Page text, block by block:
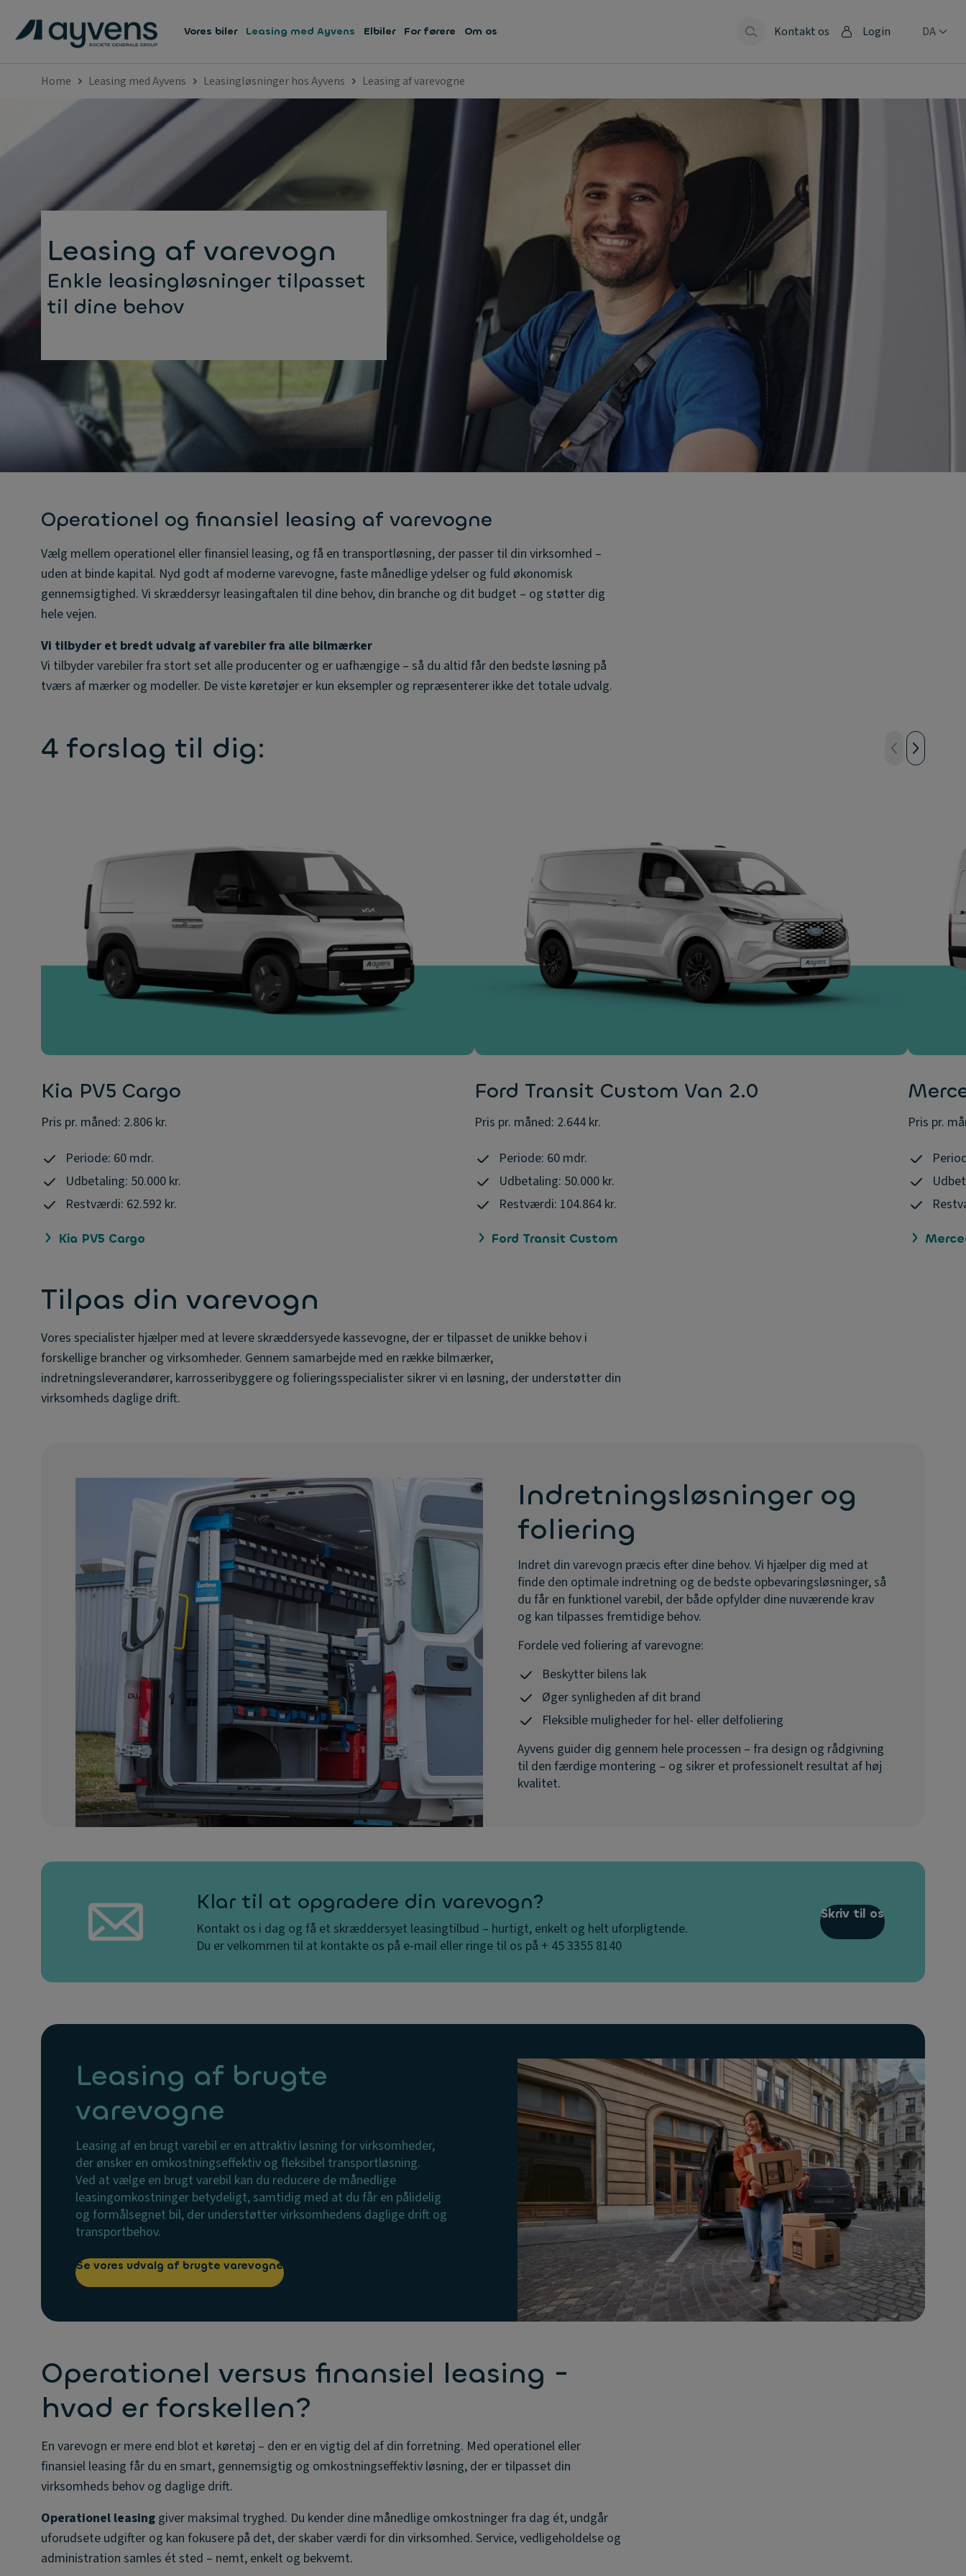
Vores biler Leasing med Ayvens Elbiler For førere Om os Kontakt os Login DA
Home Leasing med Ayvens Leasingløsninger hos Ayvens Leasing af varevogne
Leasing af varevogn
Enkle leasingløsninger tilpasset
til dine behov
Operationel og finansiel leasing af varevogne
Vælg mellem operationel eller finansiel leasing, og få en transportløsning, der passer til din virksomhed –
uden at binde kapital. Nyd godt af moderne varevogne, faste månedlige ydelser og fuld økonomisk
gennemsigtighed. Vi skræddersyr leasingaftalen til dine behov, din branche og dit budget – og støtter dig
hele vejen.
Vi tilbyder et bredt udvalg af varebiler fra alle bilmærker
Vi tilbyder varebiler fra stort set alle producenter og er uafhængige – så du altid får den bedste løsning på
tværs af mærker og modeller. De viste køretøjer er kun eksempler og repræsenterer ikke det totale udvalg.
4 forslag til dig:
Kia PV5 Cargo
Pris pr. måned: 2.806 kr.
Periode: 60 mdr.
Udbetaling: 50.000 kr.
Restværdi: 62.592 kr.
Kia PV5 Cargo
Ford Transit Custom Van 2.0
Pris pr. måned: 2.644 kr.
Periode: 60 mdr.
Udbetaling: 50.000 kr.
Restværdi: 104.864 kr.
Ford Transit Custom
Pris pr.
Tilpas din varevogn
Vores specialister hjælper med at levere skræddersyede kassevogne, der er tilpasset de unikke behov i
forskellige brancher og virksomheder. Gennem samarbejde med en række bilmærker,
indretningsleverandører, karrosseribyggere og folieringsspecialister sikrer vi en løsning, der understøtter din
virksomheds daglige drift.
Indretningsløsninger og
foliering
Indret din varevogn præcis efter dine behov. Vi hjælper dig med at
finde den optimale indretning og de bedste opbevaringsløsninger, så
du får en funktionel varebil, der både opfylder dine nuværende krav
og kan tilpasses fremtidige behov.
Fordele ved foliering af varevogne:
Beskytter bilens lak
Øger synligheden af dit brand
Fleksible muligheder for hel- eller delfoliering
Ayvens guider dig gennem hele processen – fra design og rådgivning
til den færdige montering – og sikrer et professionelt resultat af høj
kvalitet.
Klar til at opgradere din varevogn?
Kontakt os i dag og få et skræddersyet leasingtilbud – hurtigt, enkelt og helt uforpligtende.
Du er velkommen til at kontakte os på e-mail eller ringe til os på + 45 3355 8140
Skriv til os
Leasing af brugte
varevogne
Leasing af en brugt varebil er en attraktiv løsning for virksomheder,
der ønsker en omkostningseffektiv og fleksibel transportløsning.
Ved at vælge en brugt varebil kan du reducere de månedlige
leasingomkostninger betydeligt, samtidig med at du får en pålidelig
og formålsegnet bil, der understøtter virksomhedens daglige drift og
transportbehov.
Se vores udvalg af brugte varevogne
Operationel versus finansiel leasing -
hvad er forskellen?
En varevogn er mere end blot et køretøj – den er en vigtig del af din forretning. Med operationel eller
finansiel leasing får du en smart, gennemsigtig og omkostningseffektiv løsning, der er tilpasset din
virksomheds behov og daglige drift.
Operationel leasing giver maksimal tryghed. Du kender dine månedlige omkostninger fra dag ét, undgår
uforudsete udgifter og kan fokusere på det, der skaber værdi for din virksomhed. Service, vedligeholdelse og
administration samles ét sted – nemt, enkelt og bekvemt.